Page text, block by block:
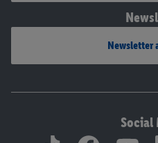
Newsletter
Social